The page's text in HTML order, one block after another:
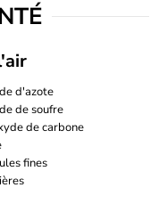
d'azote
de soufre
de carbone
fines